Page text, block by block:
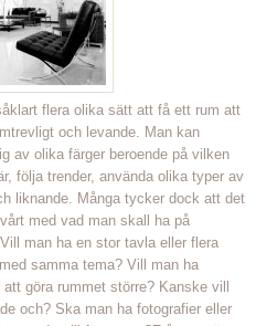
flera olika sätt att få ett rum att
och levande. Man kan
av olika färger beroende på vilken
följa trender, använda olika typer av
liknande. Många tycker dock att det
med vad man skall ha på
man ha en stor tavla eller flera
samma tema? Vill man ha
göra rummet större? Kanske vill
och? Ska man ha fotografier eller